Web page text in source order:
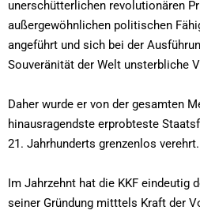
unerschütterlichen revolutionären
außergewöhnlichen politischen
angeführt und sich bei der
Souveränität der Welt unsterbliche
Daher wurde er von der gesamten
hinausragendste erprobteste
21. Jahrhunderts grenzenlos verehrt.
Im Jahrzehnt hat die KKF eindeutig
seiner Gründung mitttels Kraft der